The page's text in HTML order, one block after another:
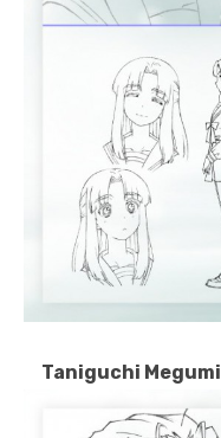
Taniguchi Megumi